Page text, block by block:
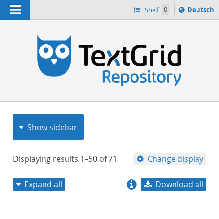
Navigation Shelf 0
Sprache
ï¿½ndern
Deutsch
Show sidebar
Displaying results 1–50 of71 Change display
Expand all Download all